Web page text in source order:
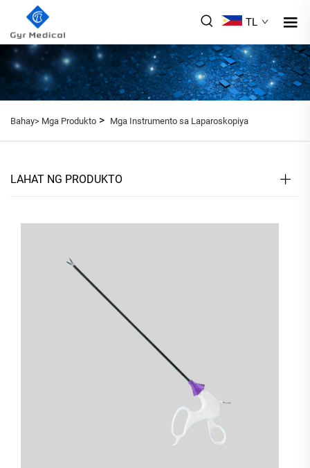
TL
Bahay> Mga Produkto > Mga Instrumento sa Laparoskopiya
LAHAT NG PRODUKTO